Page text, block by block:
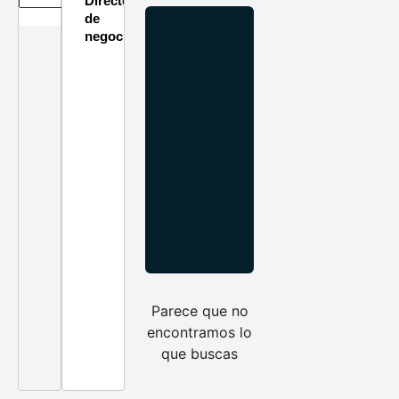
de
negocios
Parece que no
encontramos lo
que buscas